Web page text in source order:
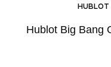
HUBLOT
Hublot Big Bang